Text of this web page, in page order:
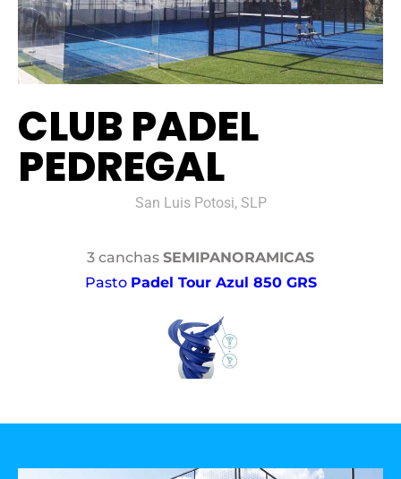
CLUB PADEL
PEDREGAL
San Luis Potosi, SLP
3 canchas SEMIPANORAMICAS
Pasto Padel Tour Azul 850 GRS